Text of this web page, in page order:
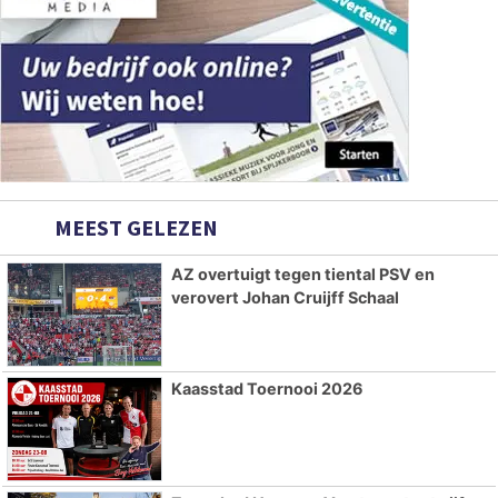
MEEST GELEZEN
AZ overtuigt tegen tiental PSV en
verovert Johan Cruijff Schaal
Kaasstad Toernooi 2026